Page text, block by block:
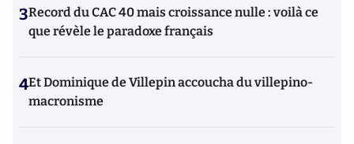
3Record du CAC 40 mais croissance nulle : voilà ce
que révèle le paradoxe français
4Et Dominique de Villepin accoucha du villepino-
macronisme